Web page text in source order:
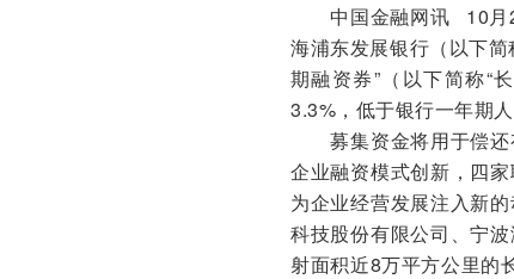
中国金融网讯 10月29
海浦东发展银行（以下
期融资券”（以下简称“
3.3%，低于银行一年期
募集资金将用于偿还
企业融资模式创新，四
为企业经营发展注入新
科技股份有限公司、宁
射面积近8万平方公里的